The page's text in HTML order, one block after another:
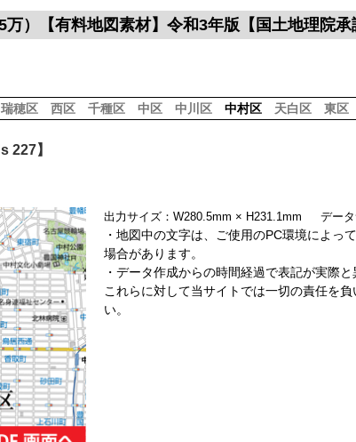
）【有料地図素材】令和3年版【国土地理院承
瑞穂区 西区 千種区 中区 中川区 中村区 天白区 東区
227】
出力サイズ：W280.5mm × H231.1mm デー
・地図中の文字は、ご使用のPC環境によっ
場合があります。
・データ作成からの時間経過で表記が実際
これらに対して当サイトでは一切の責任を
い。